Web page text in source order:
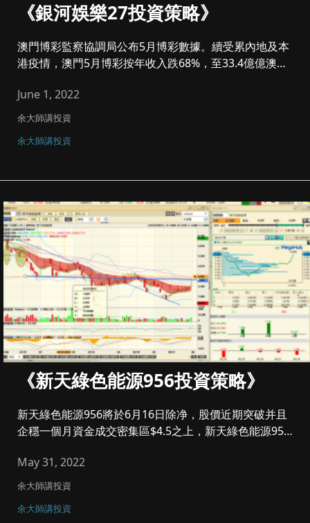
《銀河娛樂27投資策略》
澳門博彩監察協調局公布5月博彩數據。續受累內地及本
港疫情，澳門5月博彩按年收入跌68%，至33.4億億澳門
June 1, 2022
余大師講投資
余大師講投資
《新天綠色能源956投資策略》
新天綠色能源956將於6月16日除净，股價近期突破并且
企穩一個月資金成交密集區$4.5之上，新天綠色能源956
May 31, 2022
余大師講投資
余大師講投資